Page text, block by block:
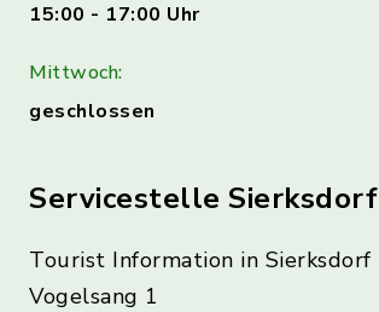
15:00 - 17:00 Uhr
Mittwoch:
geschlossen
Servicestelle Sierksdorf
Tourist Information in Sierksdorf
Vogelsang 1